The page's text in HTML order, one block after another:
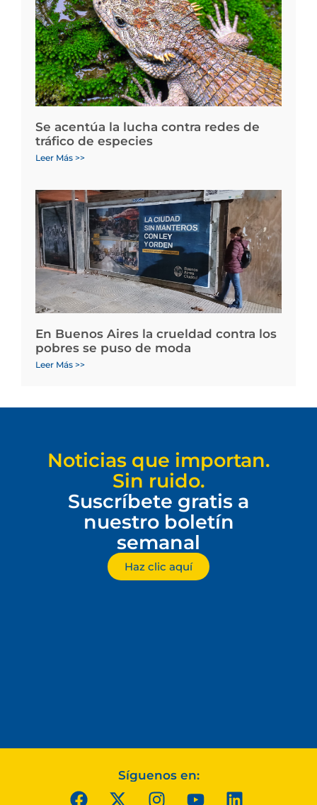
Se acentúa la lucha contra redes de
tráfico de especies
Leer Más >>
En Buenos Aires la crueldad contra los
pobres se puso de moda
Leer Más >>
Noticias que importan.
Sin ruido.
Suscríbete gratis a
nuestro boletín
semanal
Haz clic aquí
Síguenos en: